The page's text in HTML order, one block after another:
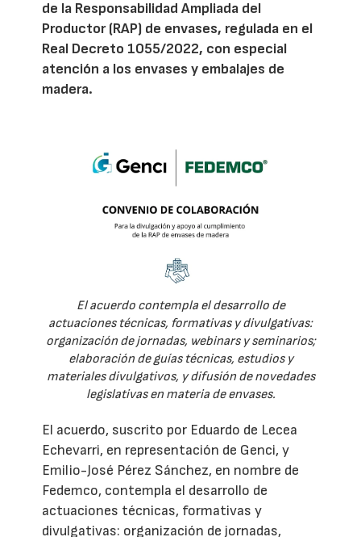
de la Responsabilidad Ampliada del
Productor (RAP) de envases, regulada en el
Real Decreto 1055/2022, con especial
atención a los envases y embalajes de
madera.
El acuerdo contempla el desarrollo de
actuaciones técnicas, formativas y divulgativas:
organización de jornadas, webinars y seminarios;
elaboración de guías técnicas, estudios y
materiales divulgativos, y difusión de novedades
legislativas en materia de envases.
El acuerdo, suscrito por Eduardo de Lecea
Echevarri, en representación de Genci, y
Emilio-José Pérez Sánchez, en nombre de
Fedemco, contempla el desarrollo de
actuaciones técnicas, formativas y
divulgativas: organización de jornadas,